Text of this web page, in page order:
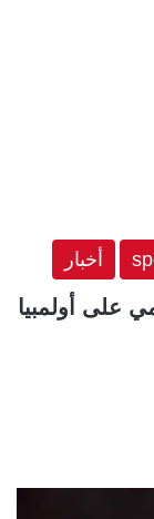
أخبار
على أولمبيا